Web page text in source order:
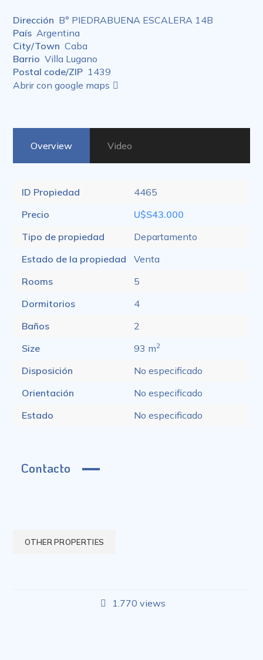
Dirección B° PIEDRABUENA ESCALERA 14B
País Argentina
City/Town Caba
Barrio Villa Lugano
Postal code/ZIP 1439
Abrir con google maps
Overview Video
ID Propiedad
4465
Precio
U$S43.000
Tipo de propiedad
Departamento
Estado de la propiedad
Venta
Rooms
5
Dormitorios
4
Baños
2
Size
93 m2
Disposición
No especificado
Orientación
No especificado
Estado
No especificado
Contacto
OTHER PROPERTIES
1.770 views